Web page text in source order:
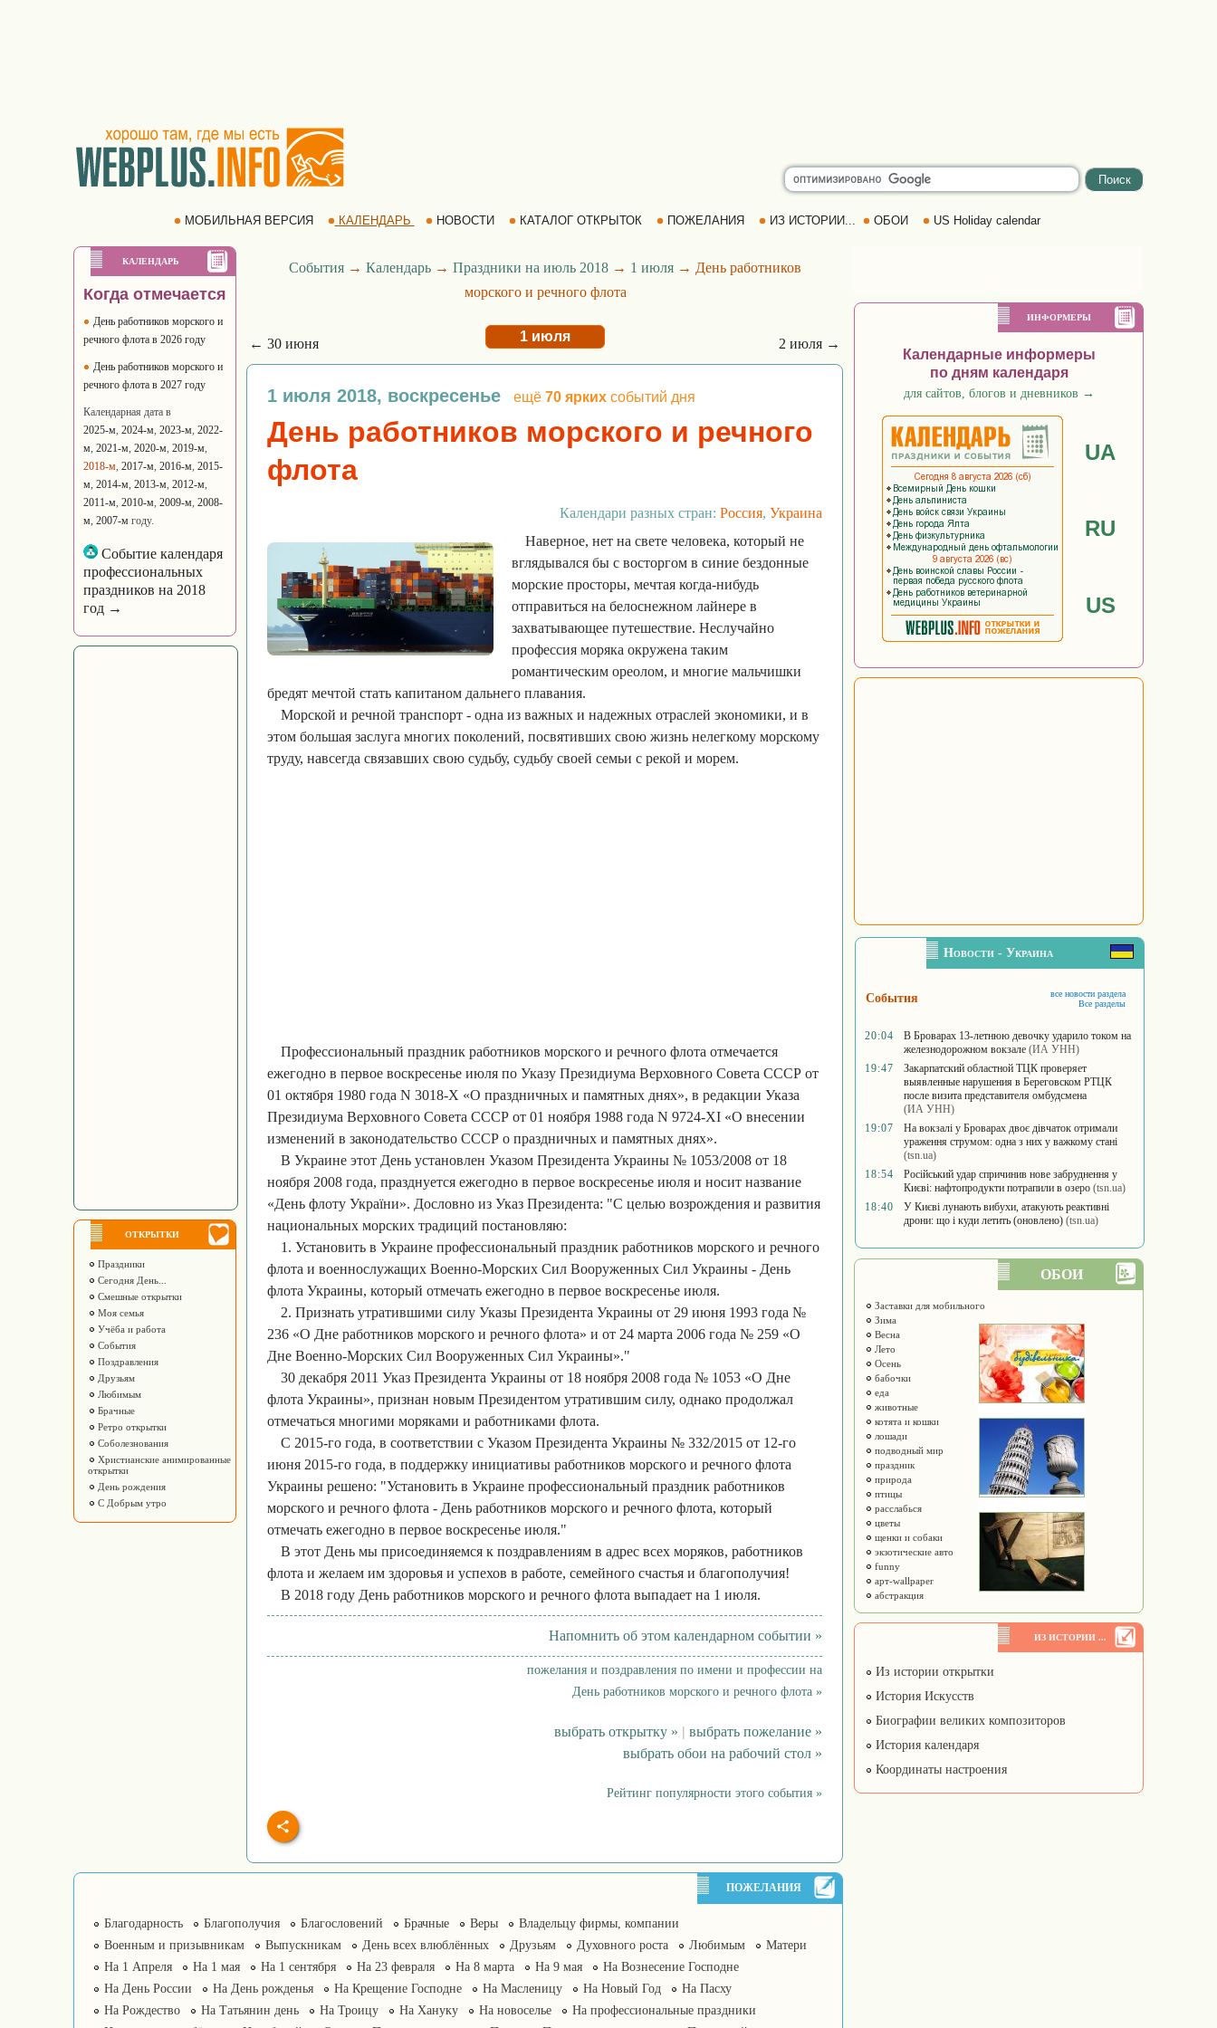
МОБИЛЬНАЯ ВЕРСИЯ КАЛЕНДАРЬ НОВОСТИ КАТАЛОГ ОТКРЫТОК ПОЖЕЛАНИЯ ИЗ ИСТОРИИ... ОБОИ US Holiday calendar
КАЛЕНДАРЬ
Когда отмечается
День работников морского и
речного флота в 2026 году
День работников морского и
речного флота в 2027 году
Календарная дата в
2025-м, 2024-м, 2023-м, 2022-
м, 2021-м, 2020-м, 2019-м,
2018-м, 2017-м, 2016-м, 2015-
м, 2014-м, 2013-м, 2012-м,
2011-м, 2010-м, 2009-м, 2008-
м, 2007-м году.
Событие календаря
профессиональных
праздников на 2018
год →
ОТКРЫТКИ
Праздники
Сегодня День...
Смешные открытки
Моя семья
Учёба и работа
События
Поздравления
Друзьям
Любимым
Брачные
Ретро открытки
Соболезнования
Христианские анимированные
открытки
День рождения
С Добрым утро
События → Календарь → Праздники на июль 2018 → 1 июля → День работников
морского и речного флота
← 30 июня 1 июля 2 июля →
1 июля 2018, воскресенье ещё 70 ярких событий дня
День работников морского и речного
флота
Календари разных стран: Россия, Украина
Наверное, нет на свете человека, который не
вглядывался бы с восторгом в синие бездонные
морские просторы, мечтая когда-нибудь
отправиться на белоснежном лайнере в
захватывающее путешествие. Неслучайно
профессия моряка окружена таким
романтическим ореолом, и многие мальчишки
бредят мечтой стать капитаном дальнего плавания.
Морской и речной транспорт - одна из важных и надежных отраслей экономики, и в
этом большая заслуга многих поколений, посвятивших свою жизнь нелегкому морскому
труду, навсегда связавших свою судьбу, судьбу своей семьи с рекой и морем.
Профессиональный праздник работников морского и речного флота отмечается
ежегодно в первое воскресенье июля по Указу Президиума Верховного Совета СССР от
01 октября 1980 года N 3018-Х «О праздничных и памятных днях», в редакции Указа
Президиума Верховного Совета СССР от 01 ноября 1988 года N 9724-XI «О внесении
изменений в законодательство СССР о праздничных и памятных днях».
В Украине этот День установлен Указом Президента Украины № 1053/2008 от 18
ноября 2008 года, празднуется ежегодно в первое воскресенье июля и носит название
«День флоту України». Дословно из Указ Президента: "С целью возрождения и развития
национальных морских традиций постановляю:
1. Установить в Украине профессиональный праздник работников морского и речного
флота и военнослужащих Военно-Морских Сил Вооруженных Сил Украины - День
флота Украины, который отмечать ежегодно в первое воскресенье июля.
2. Признать утратившими силу Указы Президента Украины от 29 июня 1993 года №
236 «О Дне работников морского и речного флота» и от 24 марта 2006 года № 259 «О
Дне Военно-Морских Сил Вооруженных Сил Украины»."
30 декабря 2011 Указ Президента Украины от 18 ноября 2008 года № 1053 «О Дне
флота Украины», признан новым Президентом утратившим силу, однако продолжал
отмечаться многими моряками и работниками флота.
С 2015-го года, в соответствии с Указом Президента Украины № 332/2015 от 12-го
июня 2015-го года, в поддержку инициативы работников морского и речного флота
Украины решено: "Установить в Украине профессиональный праздник работников
морского и речного флота - День работников морского и речного флота, который
отмечать ежегодно в первое воскресенье июля."
В этот День мы присоединяемся к поздравлениям в адрес всех моряков, работников
флота и желаем им здоровья и успехов в работе, семейного счастья и благополучия!
В 2018 году День работников морского и речного флота выпадает на 1 июля.
Напомнить об этом календарном событии »
пожелания и поздравления по имени и профессии на
День работников морского и речного флота »
выбрать открытку » | выбрать пожелание »
выбрать обои на рабочий стол »
Рейтинг популярности этого события »
ПОЖЕЛАНИЯ
Благодарность Благополучия Благословений Брачные Веры
Владельцу фирмы, компании
Военным и призывникам
Выпускникам День всех влюблённых Друзьям Духовного роста Любимым
Матери
На 1 Апреля
На 1 мая На 1 сентября На 23 февраля На 8 марта На 9 мая
На Вознесение Господне
На День России
На День рожденья На Крещение Господне На Масленицу На Новый Год
На Пасху
На Рождество
На Татьянин день На Троицу На Хануку На новоселье
На профессиональные праздники
ИНФОРМЕРЫ
Календарные информеры
по дням календаря
для сайтов, блогов и дневников →
UA
RU
US
Новости - Украина
События
все новости раздела
Все разделы
20:04
В Броварах 13-летнюю девочку ударило током на
железнодорожном вокзале (ИА УНН)
19:47
Закарпатский областной ТЦК проверяет
выявленные нарушения в Береговском РТЦК
после визита представителя омбудсмена
(ИА УНН)
19:07
На вокзалі у Броварах двоє дівчаток отримали
ураження струмом: одна з них у важкому стані
(tsn.ua)
18:54
Російський удар спричинив нове забруднення у
Києві: нафтопродукти потрапили в озеро (tsn.ua)
18:40
У Києві лунають вибухи, атакують реактивні
дрони: що і куди летить (оновлено) (tsn.ua)
ОБОИ
Заставки для мобильного
Зима
Весна
Лето
Осень
бабочки
еда
животные
котята и кошки
лошади
подводный мир
праздник
природа
птицы
расслабься
цветы
щенки и собаки
экзотические авто
funny
арт-wallpaper
абстракция
ИЗ ИСТОРИИ ...
Из истории открытки
История Искусств
Биографии великих композиторов
История календаря
Координаты настроения